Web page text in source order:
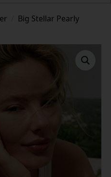
Big Stellar Pearly